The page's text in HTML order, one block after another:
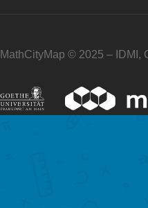
MathCityMap © 2025 – IDMI,